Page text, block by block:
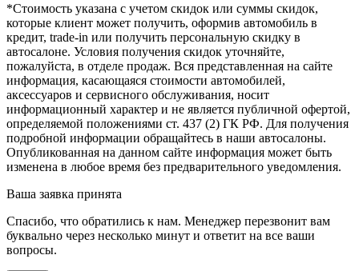
*Стоимость указана с учетом скидок или суммы скидок,
которые клиент может получить, оформив автомобиль в
кредит, trade-in или получить персональную скидку в
автосалоне. Условия получения скидок уточняйте,
пожалуйста, в отделе продаж. Вся представленная на сайте
информация, касающаяся стоимости автомобилей,
аксессуаров и сервисного обслуживания, носит
информационный характер и не является публичной офертой,
определяемой положениями ст. 437 (2) ГК РФ. Для получения
подробной информации обращайтесь в наши автосалоны.
Опубликованная на данном сайте информация может быть
изменена в любое время без предварительного уведомления.
Ваша заявка принята
Спасибо, что обратились к нам. Менеджер перезвонит вам
буквально через несколько минут и ответит на все ваши
вопросы.